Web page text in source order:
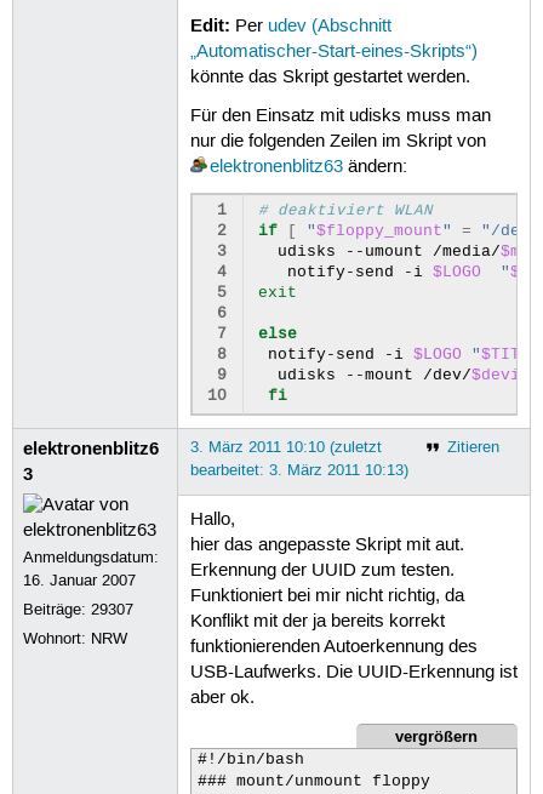
Edit: Per udev (Abschnitt
„Automatischer-Start-eines-Skripts“)
könnte das Skript gestartet werden.
Für den Einsatz mit udisks muss man
nur die folgenden Zeilen im Skript von
elektronenblitz63ändern:
1
2
3
4
5
6
7
8
9
10
# deaktiviert WLAN
if
[ "$floppy_mount" =
"/
udisks
--umount /media/
notify-send
-i $LOGO "
exit
else
notify-send
-i $LOGO "$TITLE
udisks
--mount /dev/$device
fi
elektronenblitz6
3
Anmeldungsdatum:
16. Januar 2007
Beiträge:29307
Wohnort: NRW
Zitieren
3. März 2011 10:10 (zuletzt
bearbeitet: 3. März 2011 10:13)
Hallo,
hier das angepasste Skript mit aut.
Erkennung der UUID zum testen.
Funktioniert bei mir nicht richtig, da
Konflikt mit der ja bereits korrekt
funktionierenden Autoerkennung des
USB-Laufwerks. Die UUID-Erkennung ist
aber ok.
vergrößern
#!/bin/bash
### mount/unmount floppy